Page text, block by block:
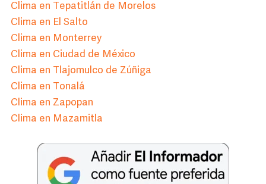
Clima en Tepatitlán de Morelos
Clima en El Salto
Clima en Monterrey
Clima en Ciudad de México
Clima en Tlajomulco de Zúñiga
Clima en Tonalá
Clima en Zapopan
Clima en Mazamitla